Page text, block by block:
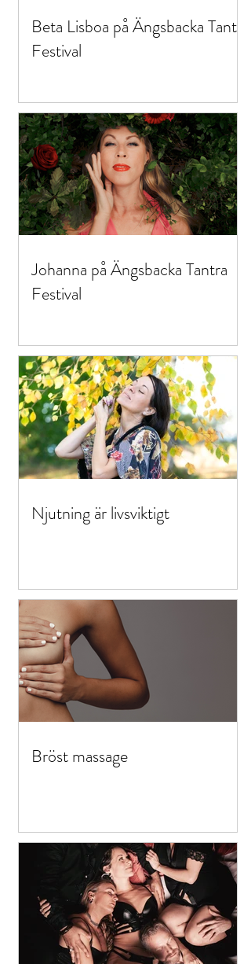
Beta Lisboa på Ängsbacka Tantra
Festival
Johanna på Ängsbacka Tantra
Festival
Njutning är livsviktigt
Bröst massage